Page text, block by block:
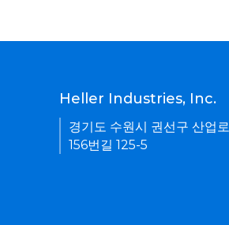
Heller Industries, Inc.
경기도 수원시 권선구 산업로
156번길 125-5